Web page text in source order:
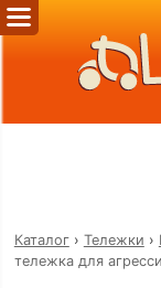
Каталог› Тележки ›
тележка для